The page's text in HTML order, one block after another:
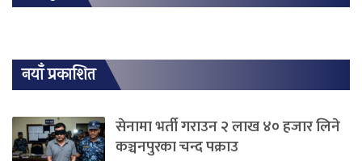
नयाँ प्रकाशित
सेनामा भर्ती गराउन २ लाख ४० हजार लिने
कञ्चनपुरका चन्द पक्राउ